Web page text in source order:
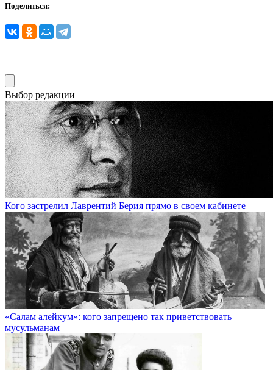
Поделиться:
Выбор редакции
Кого застрелил Лаврентий Берия прямо в своем кабинете
«Салам алейкум»: кого запрещено так приветствовать
мусульманам